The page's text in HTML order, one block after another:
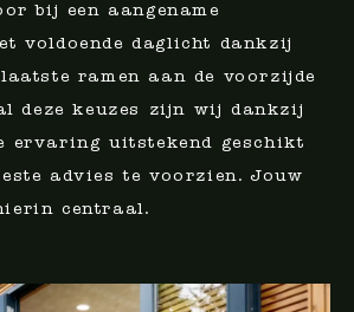
bij een aangename
voldoende daglicht dankzij
ramen aan de voorzijde
deze keuzes zijn wij dankzij
ervaring uitstekend geschikt
advies te voorzien. Jouw
centraal.